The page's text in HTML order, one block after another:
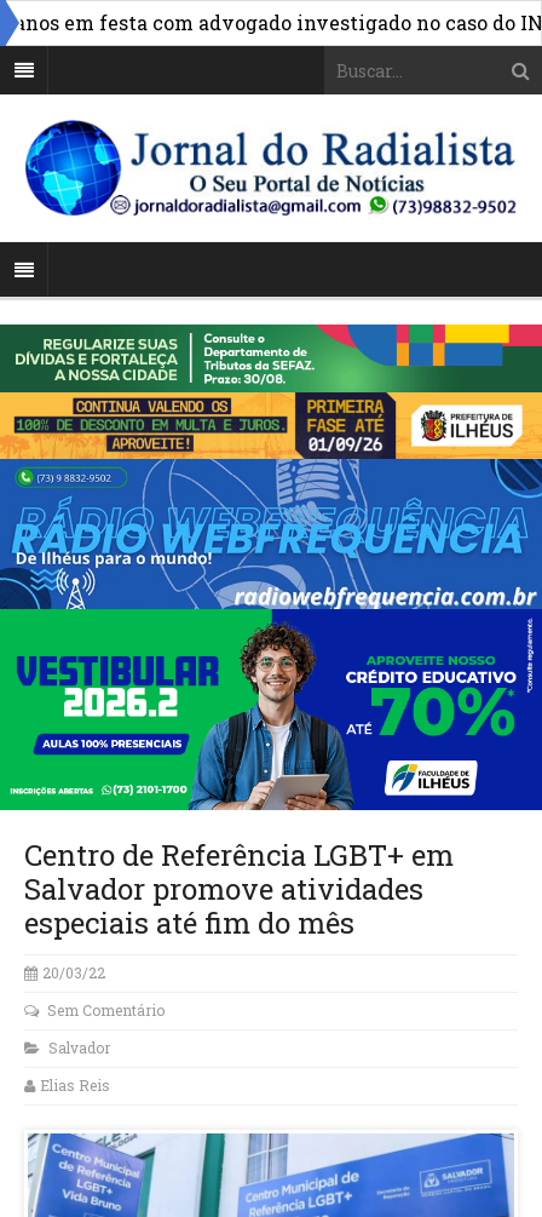
festa com advogado investigado no caso do INSS »
Centro de Referência LGBT+ em
Salvador promove atividades
especiais até fim do mês
20/03/22
Sem Comentário
Salvador
Elias Reis